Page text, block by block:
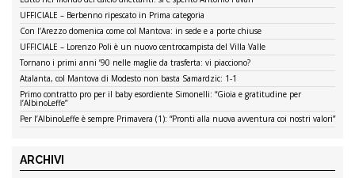
UFFICIALE – Berbenno ripescato in Prima categoria
Con l’Arezzo domenica come col Mantova: in sede e a porte chiuse
UFFICIALE – Lorenzo Poli è un nuovo centrocampista del Villa Valle
Tornano i primi anni ’90 nelle maglie da trasferta: vi piacciono?
Atalanta, col Mantova di Modesto non basta Samardzic: 1-1
Primo contratto pro per il baby esordiente Simonelli: “Gioia e gratitudine per
l’AlbinoLeffe”
Per l’AlbinoLeffe è sempre Primavera (1): “Pronti alla nuova avventura coi nostri valori”
ARCHIVI